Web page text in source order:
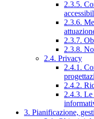
2.3.5.
2.3.6.
2.3.7.
2.3.8.
2.4. Privacy
2.4.1.
2.4.2.
2.4.3. Le
3. Pianificazione,